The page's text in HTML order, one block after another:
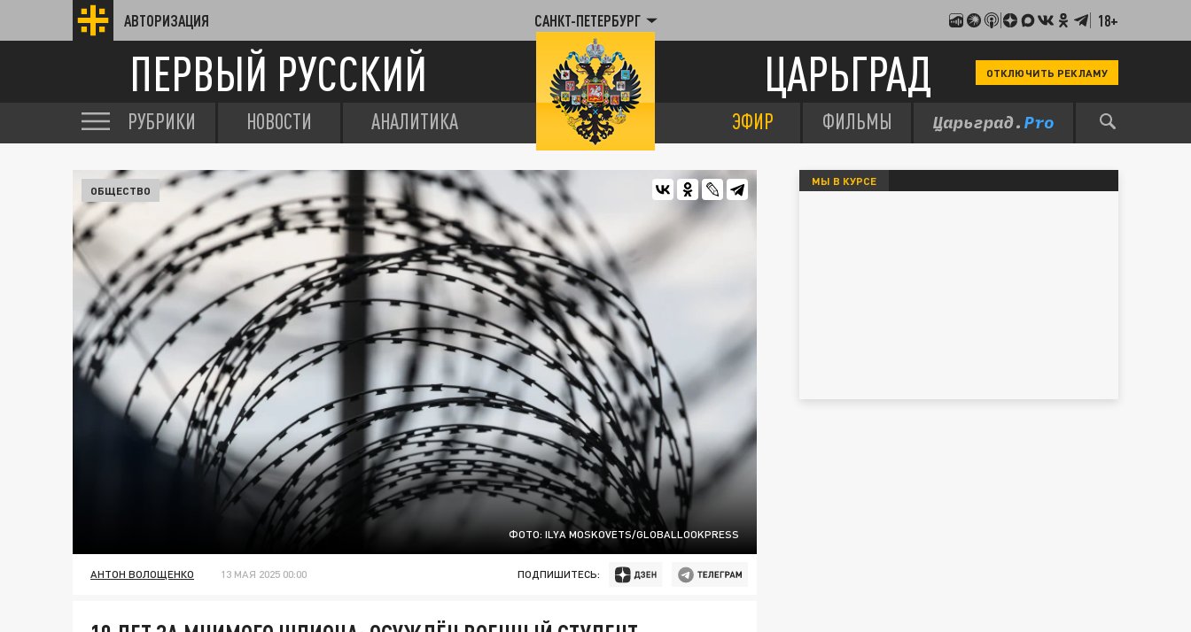
АВТОРИЗАЦИЯ САНКТ-ПЕТЕРБУРГ 18+
ПЕРВЫЙ РУССКИЙ ЦАРЬГРАД ОТКЛЮЧИТЬ РЕКЛАМУ
РУБРИКИ НОВОСТИ АНАЛИТИКА ЭФИР ФИЛЬМЫ
ФОТО: ILYA MOSKOVETS/GLOBALLOOKPRESS
ОБЩЕСТВО
АНТОН ВОЛОЩЕНКО 13 МАЯ 2025 00:00 ПОДПИШИТЕСЬ:
МЫ В КУРСЕ